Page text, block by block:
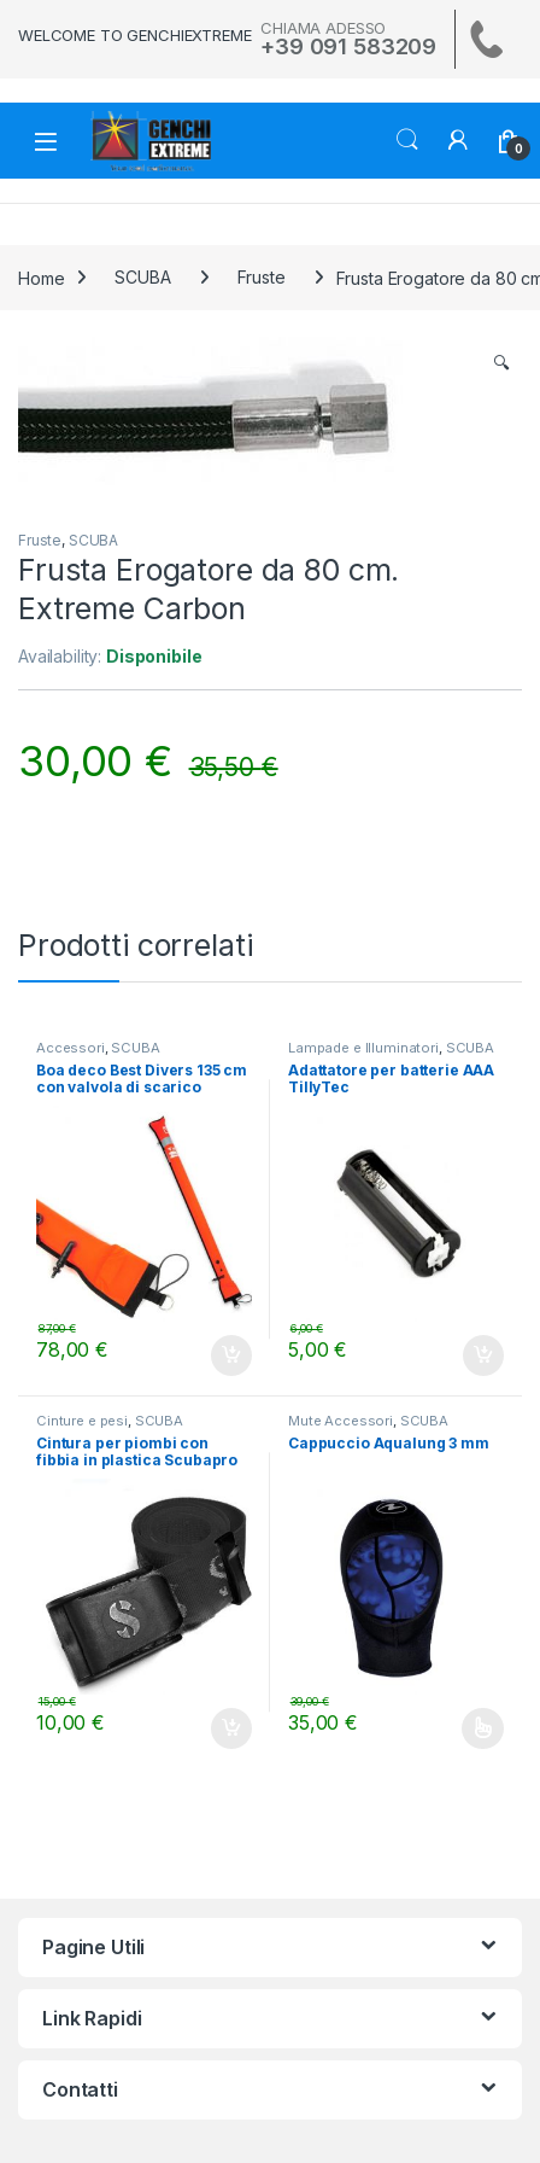
WELCOME TO GENCHIEXTREME CHIAMA ADESSO
+39 091 583209
0
Home SCUBA Fruste Frusta Erogatore da 80
🔍
Fruste, SCUBA
Frusta Erogatore da 80 cm.
Extreme Carbon
Availability: Disponibile
30,00 € 35,50€
Prodotti correlati
Accessori, SCUBA
Boa deco Best Divers 135 cm
con valvola di scarico
78,00€
87,00€
Lampade e Illuminatori, SCUBA
Adattatore per batterie AAA
TillyTec
5,00€
6,00€
Cinture e pesi, SCUBA
Cintura per piombi con
fibbia in plastica Scubapro
10,00€
15,00€
Mute Accessori, SCUBA
Cappuccio Aqualung 3 mm
35,00€
39,00€
Questo prodotto ha più
Pagine Utili
Link Rapidi
Contatti